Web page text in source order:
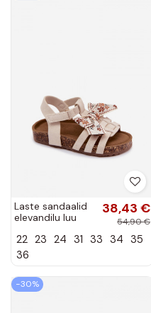
Laste sandaalid
elevandilu luu
38,43 €
54,90 €
22 23 24 31 33 34 35
36
−30%